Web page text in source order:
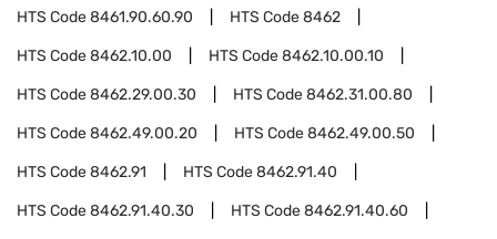
HTS Code8461.90.60.90 HTS Code8462
HTS Code8462.10.00 HTS Code8462.10.00.10
HTS Code8462.29.00.30 HTS Code8462.31.00.80
HTS Code8462.49.00.20 HTS Code8462.49.00.50
HTS Code8462.91 HTS Code8462.91.40
HTS Code8462.91.40.30 HTS Code8462.91.40.60